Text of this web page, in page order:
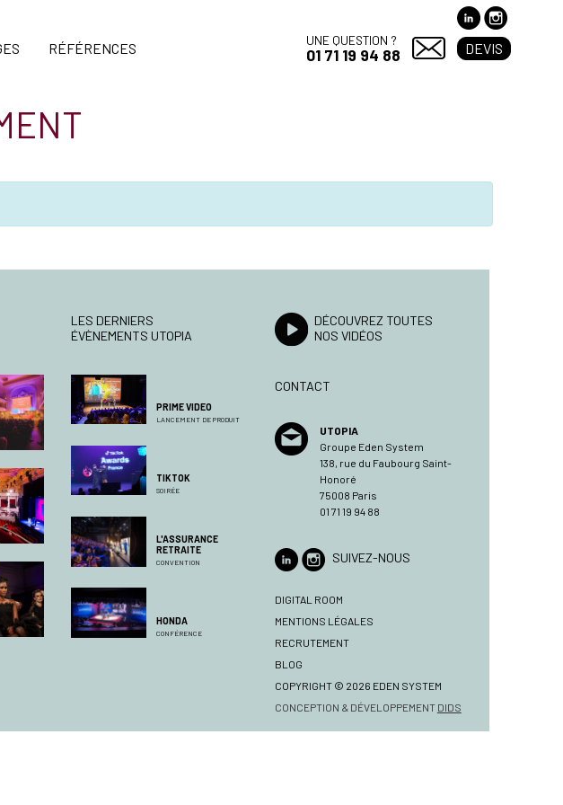
RÉFÉRENCES UNE QUESTION ?
01 71 19 94 88 DEVIS
LES DERNIERS
ÉVÈNEMENTS UTOPIA
PRIME VIDEO
LANCEMENT DE PRODUIT
TIKTOK
SOIRÉE
L'ASSURANCE
RETRAITE
CONVENTION
HONDA
CONFÉRENCE
DÉCOUVREZ TOUTES
NOS VIDÉOS
CONTACT
UTOPIA
Groupe Eden System
138, rue du Faubourg Saint-
Honoré
75008 Paris
01 71 19 94 88
SUIVEZ-NOUS
DIGITAL ROOM
MENTIONS LÉGALES
RECRUTEMENT
BLOG
COPYRIGHT © 2026 EDEN SYSTEM
CONCEPTION & DÉVELOPPEMENT DIDS